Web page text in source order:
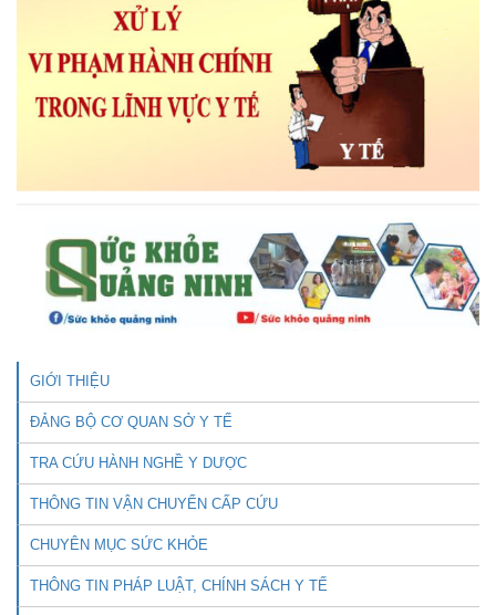
GIỚI THIỆU
ĐẢNG BỘ CƠ QUAN SỞ Y TẾ
TRA CỨU HÀNH NGHỀ Y DƯỢC
THÔNG TIN VẬN CHUYỂN CẤP CỨU
CHUYÊN MỤC SỨC KHỎE
THÔNG TIN PHÁP LUẬT, CHÍNH SÁCH Y TẾ